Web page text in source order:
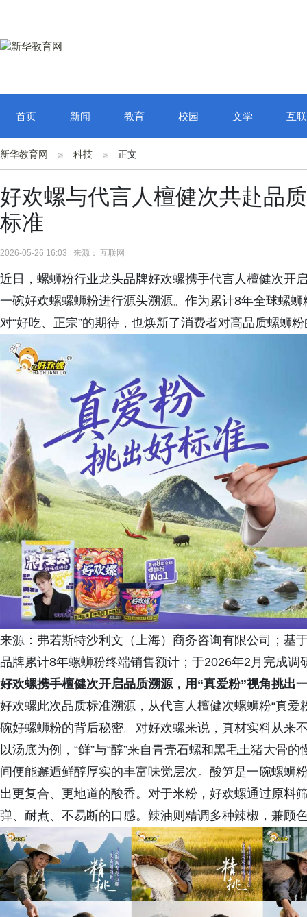
首页 新闻 教育 校园 文学 互
新华教育网 科技 正文
好欢螺与代言人檀健次共赴品
标准
2026-05-26 16:03 来源： 互联网
近日，螺蛳粉行业龙头品牌好欢螺携手代言人檀健次开
一碗好欢螺螺蛳粉进行源头溯源。作为累计8年全球螺
对“好吃、正宗”的期待，也焕新了消费者对高品质螺蛳
来源：弗若斯特沙利文（上海）商务咨询有限公司；基
品牌累计8年螺蛳粉终端销售额计；于2026年2月完成调
好欢螺携手檀健次开启品质溯源，用“真爱粉”视角挑出
好欢螺此次品质标准溯源，从代言人檀健次螺蛳粉“真爱
碗好螺蛳粉的背后秘密。对好欢螺来说，真材实料从来
以汤底为例，“鲜”与“醇”来自青壳石螺和黑毛土猪大骨
间便能邂逅鲜醇厚实的丰富味觉层次。酸笋是一碗螺蛳
出更复合、更地道的酸香。对于米粉，好欢螺通过原料
弹、耐煮、不易断的口感。辣油则精调多种辣椒，兼顾